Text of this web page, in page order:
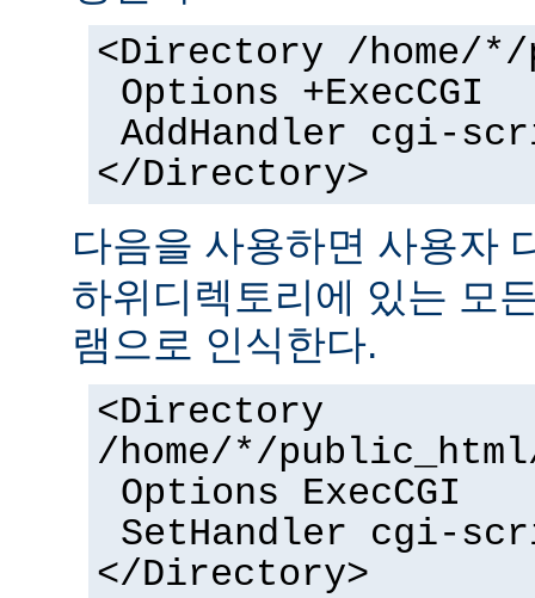
<Directory /home/
Options +ExecCGI
AddHandler cgi-
</Directory>
다음을 사용하면 사용자
하위디렉토리에 있는 모
램으로 인식한다.
<Directory
/home/*/
Options ExecCGI
SetHandler cgi-
</Directory>